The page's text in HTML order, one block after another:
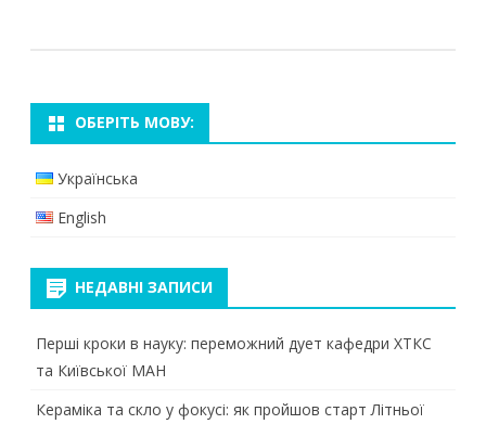
ОБЕРІТЬ МОВУ:
Українська
English
НЕДАВНІ ЗАПИСИ
Перші кроки в науку: переможний дует кафедри ХТКС
та Київської МАН
Кераміка та скло у фокусі: як пройшов старт Літньої